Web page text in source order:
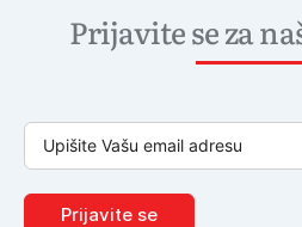
Prijavite se za
Prijavite se